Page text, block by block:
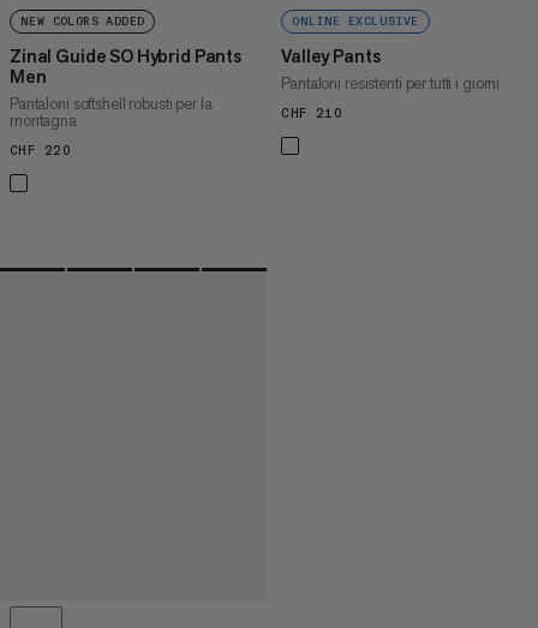
NEW COLORS ADDED
Zinal Guide SO Hybrid Pants
Men
Pantaloni softshell robusti per la
montagna
CHF 220
ONLINE EXCLUSIVE
Valley Pants
Pantaloni resistenti per tutti i giorni
CHF 210